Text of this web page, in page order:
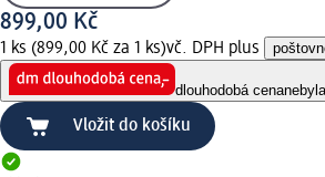
899,00 Kč
1 ks (899,00 Kč za 1 ks)vč. DPH plus
dlouhodobá cena
Vložit do košíku